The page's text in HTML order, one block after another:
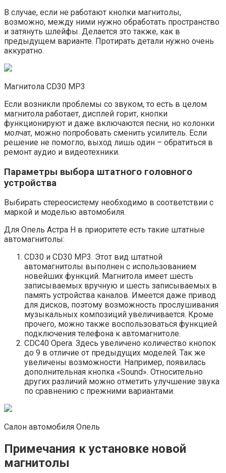
В случае, если не работают кнопки магнитолы,
возможно, между ними нужно обработать пространство
и затянуть шлейфы. Делается это также, как в
предыдущем варианте. Протирать детали нужно очень
аккуратно.
Магнитола CD30 MP3
Если возникли проблемы со звуком, то есть в целом
магнитола работает, дисплей горит, кнопки
функционируют и даже включаются песни, но колонки
молчат, можно попробовать сменить усилитель. Если
решение не помогло, выход лишь один – обратиться в
ремонт аудио и видеотехники.
Параметры выбора штатного головного
устройства
Выбирать стереосистему необходимо в соответствии с
маркой и моделью автомобиля.
Для Опель Астра H в приоритете есть такие штатные
автомагнитолы:
CD30 и CD30 MP3. Этот вид штатной
автомагнитолы выполнен с использованием
новейших функций. Магнитола имеет шесть
записываемых вручную и шесть записываемых в
память устройства каналов. Имеется даже привод
для дисков, поэтому возможность прослушивания
музыкальных композиций увеличивается. Кроме
прочего, можно также воспользоваться функцией
подключения телефона к автомагнитоле.
CDC40 Opera. Здесь увеличено количество кнопок
до 9 в отличие от предыдущих моделей. Так же
увеличены возможности. Например, появилась
дополнительная кнопка «Sound». Относительно
других различий можно отметить улучшение звука
по сравнению с прежними вариантами.
Салон автомобиля Опель
Примечания к установке новой
магнитолы